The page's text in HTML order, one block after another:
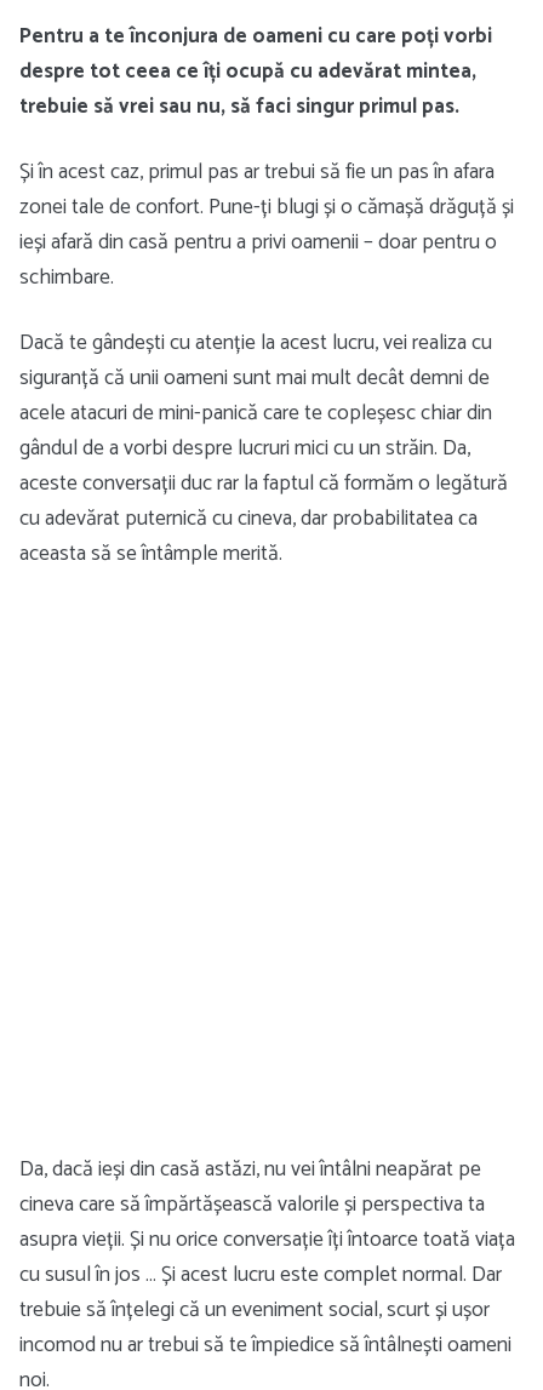
Pentru a te înconjura de oameni cu care poți vorbi
despre tot ceea ce îți ocupă cu adevărat mintea,
trebuie să vrei sau nu, să faci singur primul pas.
Și în acest caz, primul pas ar trebui să fie un pas în afara
zonei tale de confort. Pune-ți blugi și o cămașă drăguță și
ieși afară din casă pentru a privi oamenii – doar pentru o
schimbare.
Dacă te gândești cu atenție la acest lucru, vei realiza cu
siguranță că unii oameni sunt mai mult decât demni de
acele atacuri de mini-panică care te copleșesc chiar din
gândul de a vorbi despre lucruri mici cu un străin. Da,
aceste conversații duc rar la faptul că formăm o legătură
cu adevărat puternică cu cineva, dar probabilitatea ca
aceasta să se întâmple merită.
Da, dacă ieși din casă astăzi, nu vei întâlni neapărat pe
cineva care să împărtășească valorile și perspectiva ta
asupra vieții. Și nu orice conversație îți întoarce toată viața
cu susul în jos … Și acest lucru este complet normal. Dar
trebuie să înțelegi că un eveniment social, scurt și ușor
incomod nu ar trebui să te împiedice să întâlnești oameni
noi.